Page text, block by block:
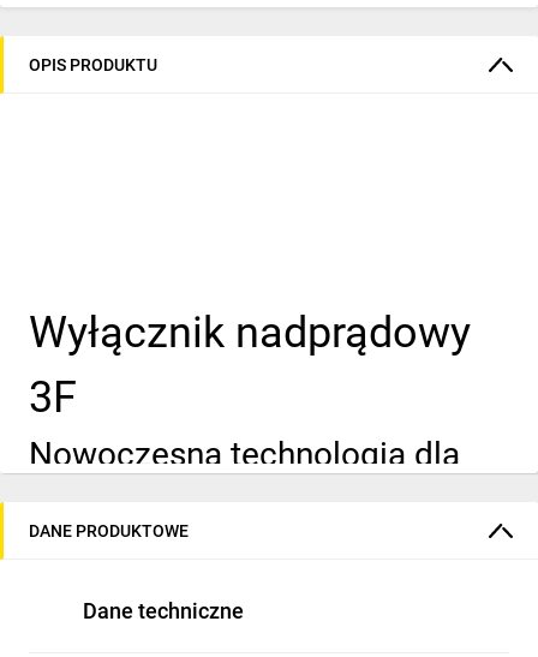
OPIS PRODUKTU
Wyłącznik nadprądowy
3F
Nowoczesna technologia dla
zastosowaniu i
DANE PRODUKTOWE
Dane techniczne